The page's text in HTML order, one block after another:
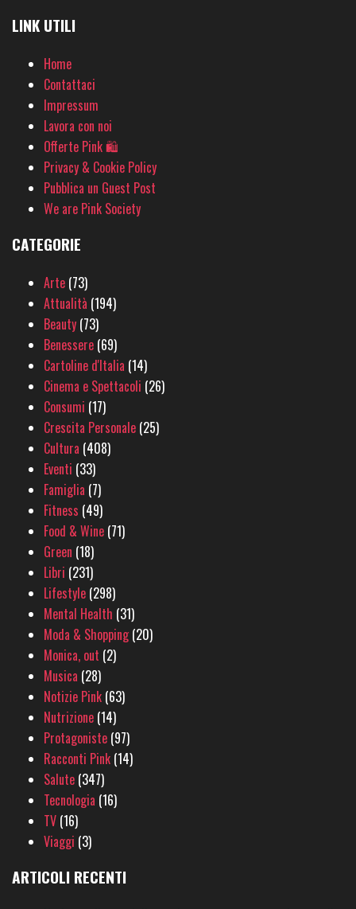
LINK UTILI
Home
Contattaci
Impressum
Lavora con noi
Offerte Pink 🛍
Privacy & Cookie Policy
Pubblica un Guest Post
We are Pink Society
CATEGORIE
Arte (73)
Attualità (194)
Beauty (73)
Benessere (69)
Cartoline d'Italia (14)
Cinema e Spettacoli (26)
Consumi (17)
Crescita Personale (25)
Cultura (408)
Eventi (33)
Famiglia (7)
Fitness (49)
Food & Wine (71)
Green (18)
Libri (231)
Lifestyle (298)
Mental Health (31)
Moda & Shopping(20)
Monica, out (2)
Musica (28)
Notizie Pink (63)
Nutrizione (14)
Protagoniste (97)
Racconti Pink (14)
Salute (347)
Tecnologia (16)
TV (16)
Viaggi (3)
ARTICOLI RECENTI